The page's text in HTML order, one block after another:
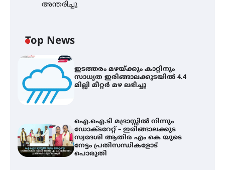
അന്തരിച്ചു
Top News
ഇടത്തരം മഴയ്ക്കും കാറ്റിനും
സാധ്യത ഇരിങ്ങാലക്കുടയിൽ 4.4
മില്ലി മീറ്റർ മഴ ലഭിച്ചു
ഐ.ഐ.ടി മദ്രാസ്സിൽ നിന്നും
ഡോക്ടറേറ്റ് – ഇരിങ്ങാലക്കുട
സ്വദേശി ആതിര എം കെ യുടെ
നേട്ടം പ്രതിസന്ധികളോട്
പൊരുതി